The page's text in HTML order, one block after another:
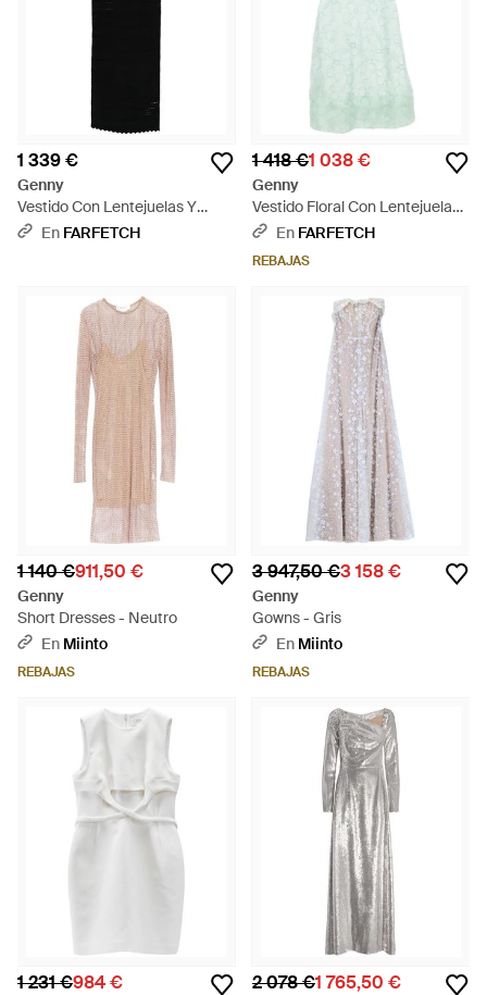
1 339 €
Genny
Vestido Con Lentejuelas Y
Cuello En V - Negro
En FARFETCH
1 418 €1 038 €
Genny
Vestido Floral Con Lentejuelas -
Verde
En FARFETCH
REBAJAS
1 140 €911,50 €
Genny
Short Dresses - Neutro
En Miinto
REBAJAS
3 947,50 €3 158 €
Genny
Gowns - Gris
En Miinto
REBAJAS
1 231 €984 € 2 078 €1 765,50 €